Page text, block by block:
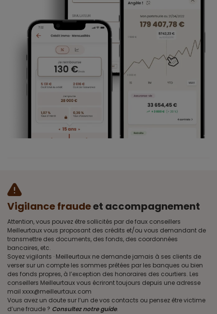
Vigilance fraudeet accompagnement
Attention, vous pouvez être sollicités par de faux conseillers
Meilleurtaux vous proposant des crédits et/ou vous demandant de
transmettre des documents, des fonds, des coordonnées
bancaires, etc.
Soyez vigilants · Meilleurtaux ne demande jamais à ses clients de
verser sur un compte les sommes prêtées par les banques ou bien
des fonds propres, à l’exception des honoraires des courtiers. Les
conseillers Meilleurtaux vous écriront toujours depuis une adresse
mail xxxx@meilleurtaux.com
Vous avez un doute sur l’un de vos contacts ou pensez être victime
d’une fraude ? Consultez notre guide.